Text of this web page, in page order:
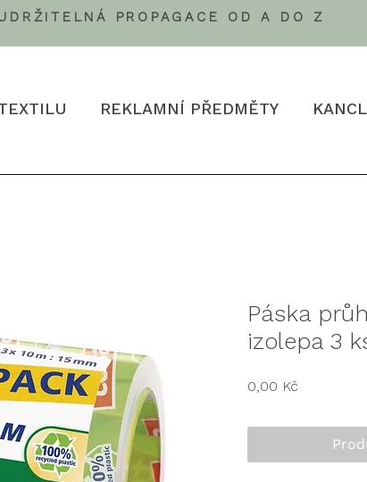
PROPAGACE OD A DO Z
REKLAMNÍ PŘEDMĚTY
Páska
izolepa 3
0,00 Kč